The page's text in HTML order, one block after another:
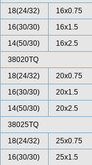
18(24/32)
16x0.75
16(30/30)
16x1.5
14(50/30)
16x2.5
38020TQ
18(24/32)
20x0.75
16(30/30)
20x1.5
14(50/30)
20x2.5
38025TQ
18(24/32)
25x0.75
16(30/30)
25x1.5